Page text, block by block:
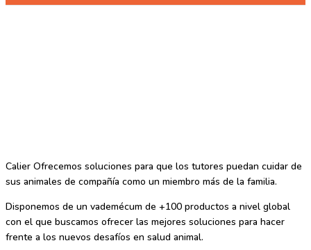
Calier Ofrecemos soluciones para que los tutores puedan cuidar de
sus animales de compañía como un miembro más de la familia.
Disponemos de un vademécum de +100 productos a nivel global
con el que buscamos ofrecer las mejores soluciones para hacer
frente a los nuevos desafíos en salud animal.